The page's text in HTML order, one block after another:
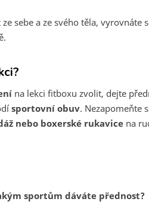
sebe a ze svého těla, vyrovnáte
na lekci fitboxu zvolit, dejte
sportovní obuv. Nezapomeňte
nebo boxerské rukavice na
sportům dáváte přednost?